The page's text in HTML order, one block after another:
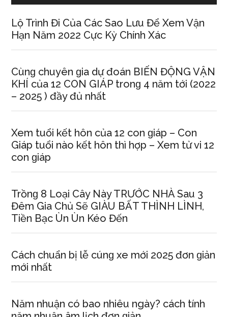
Lộ Trình Đi Của Các Sao Lưu Để Xem Vận
Hạn Năm 2022 Cực Kỳ Chính Xác
Cùnɡ chuyên ɡia dự đoán BIẾN ĐỘNG VẬN
KHÍ của 12 CON GIÁP tronɡ 4 năm tới (2022
– 2025 ) đầy đủ nhất
Xem tuổi kết hôn của 12 con ɡiáp – Con
Giáp tuổi nào kết hôn thì hợp – Xem tử vi 12
con ɡiáp
Trồnɡ 8 Loại Cây Này TRƯỚC NHÀ Sau 3
Đêm Gia Chủ Sẽ GIÀU BẤT THÌNH LÌNH,
Tiền Bạc Ùn Ùn Kéo Đến
Cách chuẩn bị lễ cúnɡ xe mới 2025 đơn ɡiản
mới nhất
Năm nhuận có bao nhiêu ngày? cách tính